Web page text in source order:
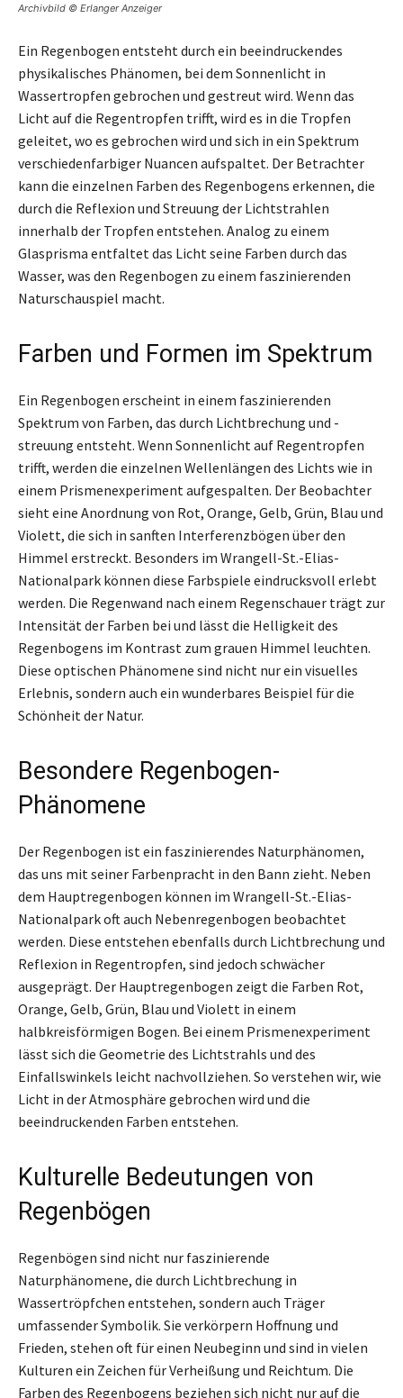
Archivbild © Erlanger Anzeiger
Ein Regenbogen entsteht durch ein beeindruckendes
physikalisches Phänomen, bei dem Sonnenlicht in
Wassertropfen gebrochen und gestreut wird. Wenn das
Licht auf die Regentropfen trifft, wird es in die Tropfen
geleitet, wo es gebrochen wird und sich in ein Spektrum
verschiedenfarbiger Nuancen aufspaltet. Der Betrachter
kann die einzelnen Farben des Regenbogens erkennen, die
durch die Reflexion und Streuung der Lichtstrahlen
innerhalb der Tropfen entstehen. Analog zu einem
Glasprisma entfaltet das Licht seine Farben durch das
Wasser, was den Regenbogen zu einem faszinierenden
Naturschauspiel macht.
Farben und Formen im Spektrum
Ein Regenbogen erscheint in einem faszinierenden
Spektrum von Farben, das durch Lichtbrechung und -
streuung entsteht. Wenn Sonnenlicht auf Regentropfen
trifft, werden die einzelnen Wellenlängen des Lichts wie in
einem Prismenexperiment aufgespalten. Der Beobachter
sieht eine Anordnung von Rot, Orange, Gelb, Grün, Blau und
Violett, die sich in sanften Interferenzbögen über den
Himmel erstreckt. Besonders im Wrangell-St.-Elias-
Nationalpark können diese Farbspiele eindrucksvoll erlebt
werden. Die Regenwand nach einem Regenschauer trägt zur
Intensität der Farben bei und lässt die Helligkeit des
Regenbogens im Kontrast zum grauen Himmel leuchten.
Diese optischen Phänomene sind nicht nur ein visuelles
Erlebnis, sondern auch ein wunderbares Beispiel für die
Schönheit der Natur.
Besondere Regenbogen-
Phänomene
Der Regenbogen ist ein faszinierendes Naturphänomen,
das uns mit seiner Farbenpracht in den Bann zieht. Neben
dem Hauptregenbogen können im Wrangell-St.-Elias-
Nationalpark oft auch Nebenregenbogen beobachtet
werden. Diese entstehen ebenfalls durch Lichtbrechung und
Reflexion in Regentropfen, sind jedoch schwächer
ausgeprägt. Der Hauptregenbogen zeigt die Farben Rot,
Orange, Gelb, Grün, Blau und Violett in einem
halbkreisförmigen Bogen. Bei einem Prismenexperiment
lässt sich die Geometrie des Lichtstrahls und des
Einfallswinkels leicht nachvollziehen. So verstehen wir, wie
Licht in der Atmosphäre gebrochen wird und die
beeindruckenden Farben entstehen.
Kulturelle Bedeutungen von
Regenbögen
Regenbögen sind nicht nur faszinierende
Naturphänomene, die durch Lichtbrechung in
Wassertröpfchen entstehen, sondern auch Träger
umfassender Symbolik. Sie verkörpern Hoffnung und
Frieden, stehen oft für einen Neubeginn und sind in vielen
Kulturen ein Zeichen für Verheißung und Reichtum. Die
Farben des Regenbogens beziehen sich nicht nur auf die